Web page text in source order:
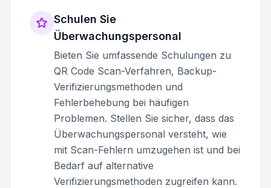
Schulen Sie
Überwachungspersonal
Bieten Sie umfassende Schulungen zu
QR Code Scan-Verfahren, Backup-
Verifizierungsmethoden und
Fehlerbehebung bei häufigen
Problemen. Stellen Sie sicher, dass das
Überwachungspersonal versteht, wie
mit Scan-Fehlern umzugehen ist und bei
Bedarf auf alternative
Verifizierungsmethoden zugreifen kann.